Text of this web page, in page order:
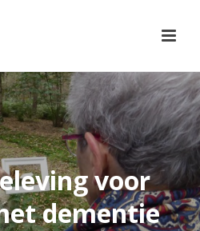
voor
dementie